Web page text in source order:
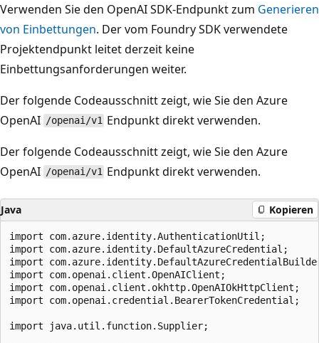
Verwenden Sie den OpenAI SDK-Endpunkt zum Generieren
von Einbettungen. Der vom Foundry SDK verwendete
Projektendpunkt leitet derzeit keine
Einbettungsanforderungen weiter.
Der folgende Codeausschnitt zeigt, wie Sie den Azure
OpenAI /openai/v1 Endpunkt direkt verwenden.
Der folgende Codeausschnitt zeigt, wie Sie den Azure
OpenAI /openai/v1 Endpunkt direkt verwenden.
Java Kopieren
import com.azure.identity.AuthenticationUtil;
import com.azure.identity.DefaultAzureCredential;
import
import com.openai.client.OpenAIClient;
import com.openai.client.okhttp.OpenAIOkHttpClient;
import com.openai.credential.BearerTokenCredential;
import java.util.function.Supplier;